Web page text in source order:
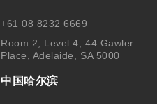
+61 08 8232 6669
Room 2, Level 4, 44 Gawler
Place, Adelaide, SA 5000
中国哈尔滨